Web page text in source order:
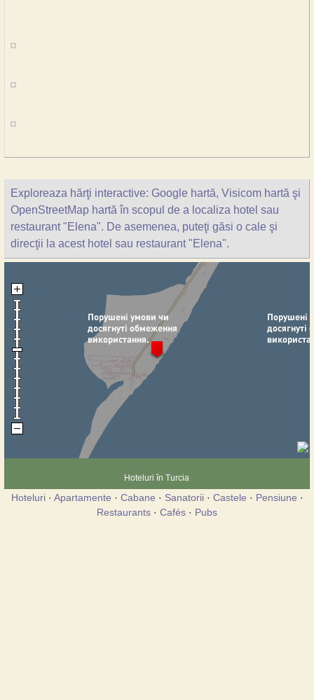
Exploreaza hărţi interactive: Google hartă, Visicom hartă şi
OpenStreetMap hartă în scopul de a localiza hotel sau
restaurant "Elena". De asemenea, puteţi găsi o cale şi
direcţii la acest hotel sau restaurant "Elena".
Hoteluri în Turcia
Hoteluri· Apartamente · Cabane · Sanatorii· Castele · Pensiune ·
Restaurants · Cafés · Pubs